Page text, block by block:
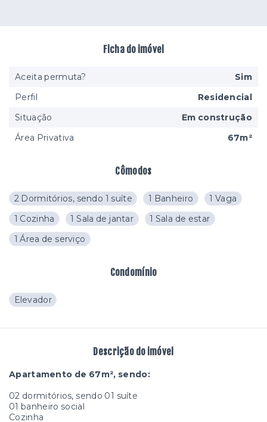
Cômodos
2 Dormitórios, sendo 1 suíte 1 Banheiro
1 Vaga
1 Cozinha
1 Sala de jantar
1 Sala de estar
1 Área de serviço
Condomínio
Elevador
Descrição do imóvel
Apartamento de 67m², sendo:
02 dormitórios, sendo 01 suíte
01 banheiro social
Cozinha
Ficha do imóvel
Aceita permuta?
Sim
Perfil
Residencial
Situação
Em construção
Área Privativa
67m²